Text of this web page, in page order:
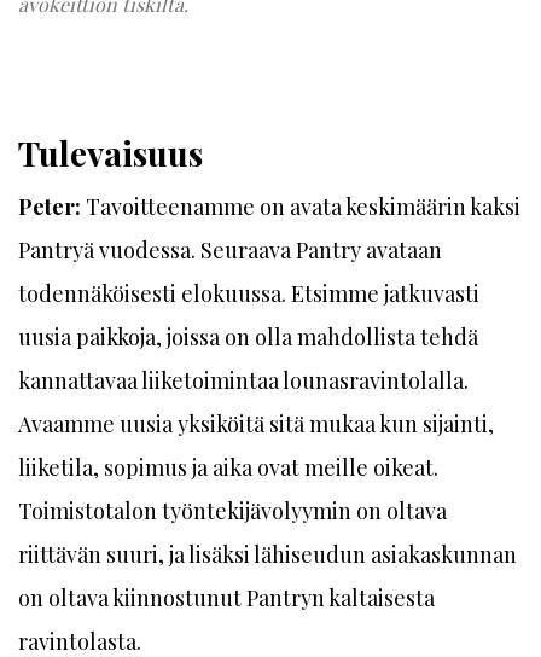
Tulevaisuus
Peter: Tavoitteenamme on avata keskimäärin kaksi
Pantryä vuodessa. Seuraava Pantry avataan
todennäköisesti elokuussa. Etsimme jatkuvasti
uusia paikkoja, joissa on olla mahdollista tehdä
kannattavaa liiketoimintaa lounasravintolalla.
Avaamme uusia yksiköitä sitä mukaa kun sijainti,
liiketila, sopimus ja aika ovat meille oikeat.
Toimistotalon työntekijävolyymin on oltava
riittävän suuri, ja lisäksi lähiseudun asiakaskunnan
on oltava kiinnostunut Pantryn kaltaisesta
ravintolasta.